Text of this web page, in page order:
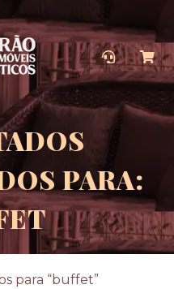
PARA:
para “buffet”